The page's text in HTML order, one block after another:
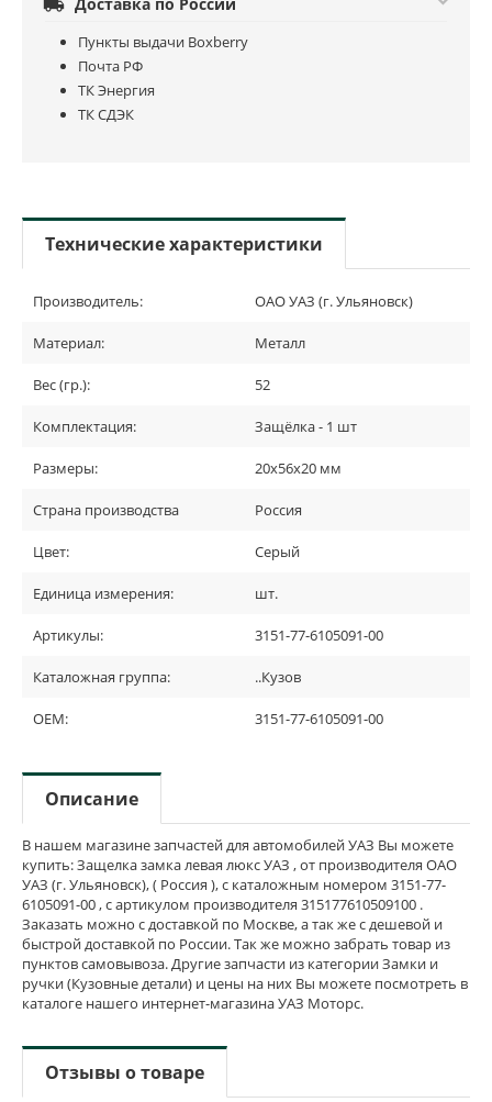
Пункты выдачи Boxberry
Почта РФ
ТК Энергия
ТК СДЭК
Технические характеристики
Производитель: ОАО УАЗ (г. Ульяновск)
Материал: Металл
Вес (гр.): 52
Комплектация: Защёлка - 1 шт
Размеры: 20х56х20 мм
Страна производства Россия
Цвет: Серый
Единица измерения: шт.
Артикулы: 3151-77-6105091-00
Каталожная группа: ..Кузов
OEM: 3151-77-6105091-00
Описание
В нашем магазине запчастей для автомобилей УАЗ Вы можете
купить: Защелка замка левая люкс УАЗ , от производителя ОАО
УАЗ (г. Ульяновск), ( Россия ), с каталожным номером 3151-77-
6105091-00 , с артикулом производителя 315177610509100 .
Заказать можно с доставкой по Москве, а так же с дешевой и
быстрой доставкой по России. Так же можно забрать товар из
пунктов самовывоза. Другие запчасти из категории Замки и
ручки (Кузовные детали) и цены на них Вы можете посмотреть в
каталоге нашего интернет-магазина УАЗ Моторс.
Отзывы о товаре